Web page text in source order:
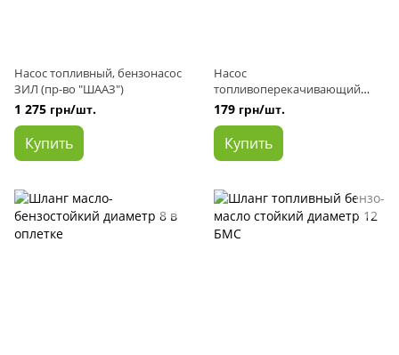
Насос топливный, бензонасос
ЗИЛ (пр-во "ШААЗ")
1 275 грн/шт.
Купить
Насос
топливоперекачивающий
(груша) 1.5 м шланг Люкс
(заменитель)
179 грн/шт.
Купить